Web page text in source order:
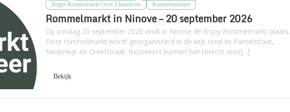
Belgie Rommelmarkt Oost-Vlaanderen
Rommelmarkten
Rommelmarkt in Ninove – 20 september 2026
Op zondag 20 september 2026 vindt in Ninove de Enjoy Rommelmarkt plaats.
Deze rommelmarkt wordt georganiseerd in de wijk rond de Pamelstraat,
Nederwijk en Dreefstraat. Bezoekers kunnen hier terecht voor[...]
Bekijk